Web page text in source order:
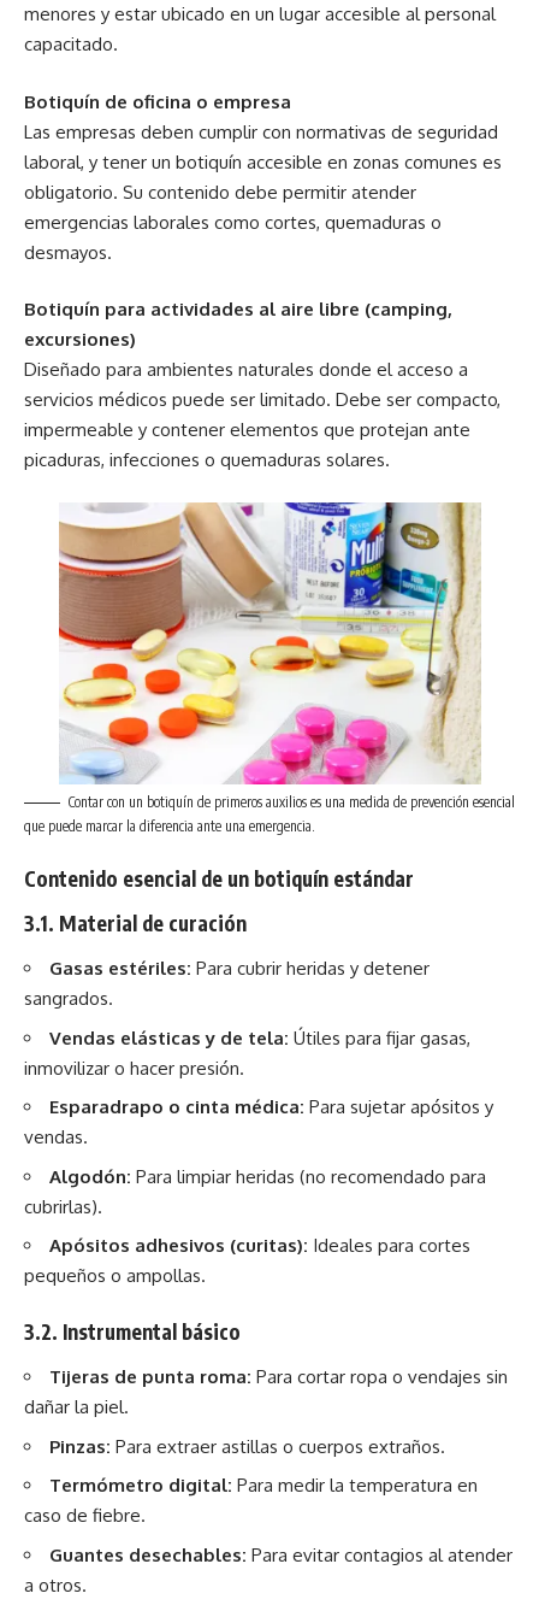
menores y estar ubicado en un lugar accesible al personal
capacitado.
Botiquín de oficina o empresa
Las empresas deben cumplir con normativas de seguridad
laboral, y tener un botiquín accesible en zonas comunes es
obligatorio. Su contenido debe permitir atender
emergencias laborales como cortes, quemaduras o
desmayos.
Botiquín para actividades al aire libre (camping,
excursiones)
Diseñado para ambientes naturales donde el acceso a
servicios médicos puede ser limitado. Debe ser compacto,
impermeable y contener elementos que protejan ante
picaduras, infecciones o quemaduras solares.
Contar con un botiquín de primeros auxilios es una medida de prevención esencial
que puede marcar la diferencia ante una emergencia.
Contenido esencial de un botiquín estándar
3.1. Material de curación
Gasas estériles: Para cubrir heridas y detener
sangrados.
Vendas elásticas y de tela: Útiles para fijar gasas,
inmovilizar o hacer presión.
Esparadrapo o cinta médica: Para sujetar apósitos y
vendas.
Algodón: Para limpiar heridas (no recomendado para
cubrirlas).
Apósitos adhesivos (curitas): Ideales para cortes
pequeños o ampollas.
3.2. Instrumental básico
Tijeras de punta roma: Para cortar ropa o vendajes sin
dañar la piel.
Pinzas: Para extraer astillas o cuerpos extraños.
Termómetro digital: Para medir la temperatura en
caso de fiebre.
Guantes desechables: Para evitar contagios al atender
a otros.